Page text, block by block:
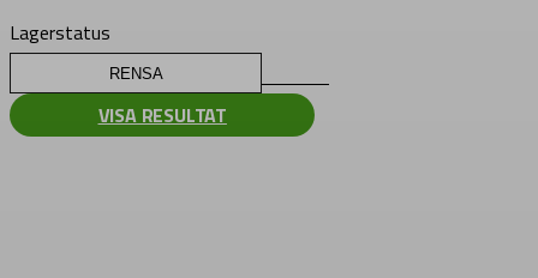
Lagerstatus
RENSA
VISA RESULTAT